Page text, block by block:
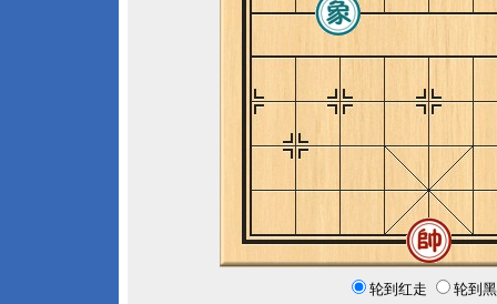
轮到红走 轮到